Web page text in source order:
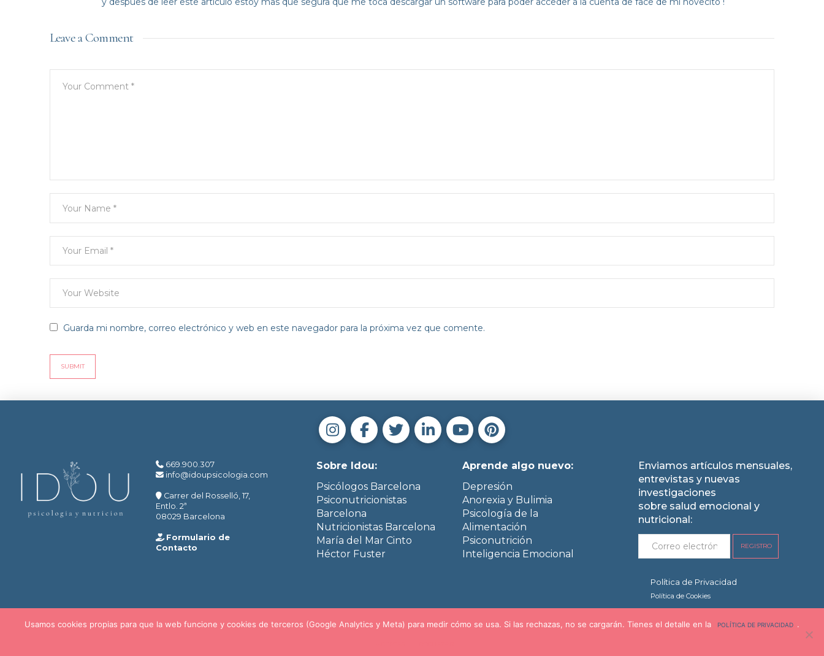
Leave a Comment
Guarda mi nombre, correo electrónico y web en este navegador para la próxima vez que comente.
669.900.307
info@idoupsicologia.com
Carrer del Rosselló, 17,
Entlo. 2ª
08029 Barcelona
Formulario de
Contacto
Sobre Idou:
Psicólogos Barcelona
Psiconutricionistas
Barcelona
Nutricionistas Barcelona
María del Mar Cinto
Héctor Fuster
Aprende algo nuevo:
Depresión
Anorexia y Bulimia
Psicología de la
Alimentación
Psiconutrición
Inteligencia Emocional
Enviamos artículos mensuales,
entrevistas y nuevas
investigaciones
sobre salud emocional y
nutricional:
Política de Privacidad
Política de Cookies
REVOCAR COOKIES
Usamos cookies propias para que la web funcione y cookies de terceros (Google Analytics y Meta) para medir cómo se usa. Si las rechazas, no se cargarán. Tienes el detalle en la POLÍTICA DE PRIVACIDAD .